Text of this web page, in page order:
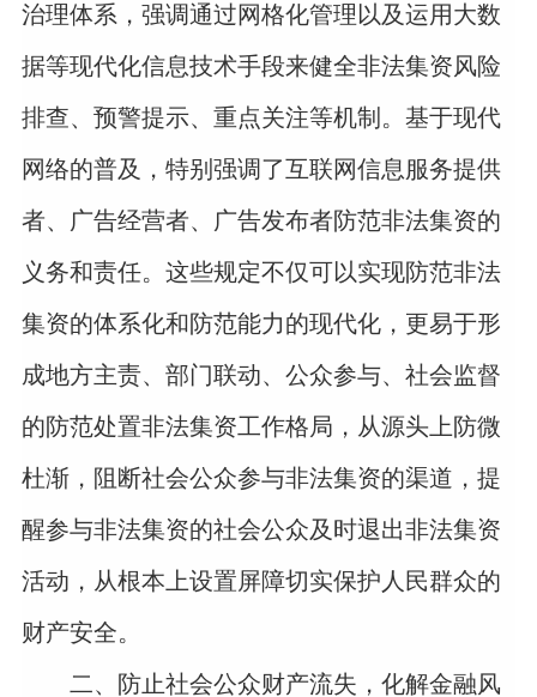
治理体系，强调通过网格化管理以及运用大数
据等现代化信息技术手段来健全非法集资风险
排查、预警提示、重点关注等机制。基于现代
网络的普及，特别强调了互联网信息服务提供
者、广告经营者、广告发布者防范非法集资的
义务和责任。这些规定不仅可以实现防范非法
集资的体系化和防范能力的现代化，更易于形
成地方主责、部门联动、公众参与、社会监督
的防范处置非法集资工作格局，从源头上防微
杜渐，阻断社会公众参与非法集资的渠道，提
醒参与非法集资的社会公众及时退出非法集资
活动，从根本上设置屏障切实保护人民群众的
财产安全。
二、防止社会公众财产流失，化解金融风